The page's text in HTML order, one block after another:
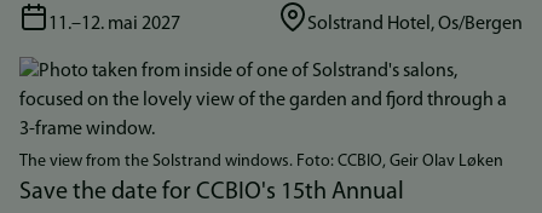
11.–12. mai 2027 Solstrand Hotel, Os/Bergen
Bilde
The view from the Solstrand windows. Foto: CCBIO, Geir Olav Løken
Save the date for CCBIO's 15th Annual